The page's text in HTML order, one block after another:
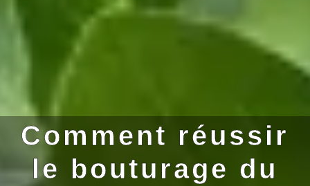
Comment réussir
le bouturage du